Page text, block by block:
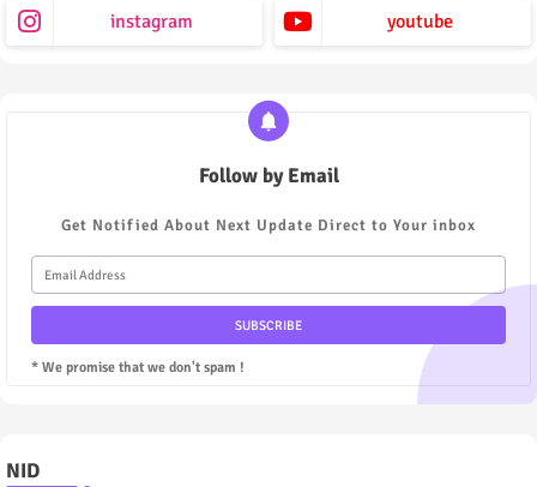
instagram youtube
Follow by Email
Get Notified About Next Update Direct to Your inbox
* We promise that we don't spam !
NID